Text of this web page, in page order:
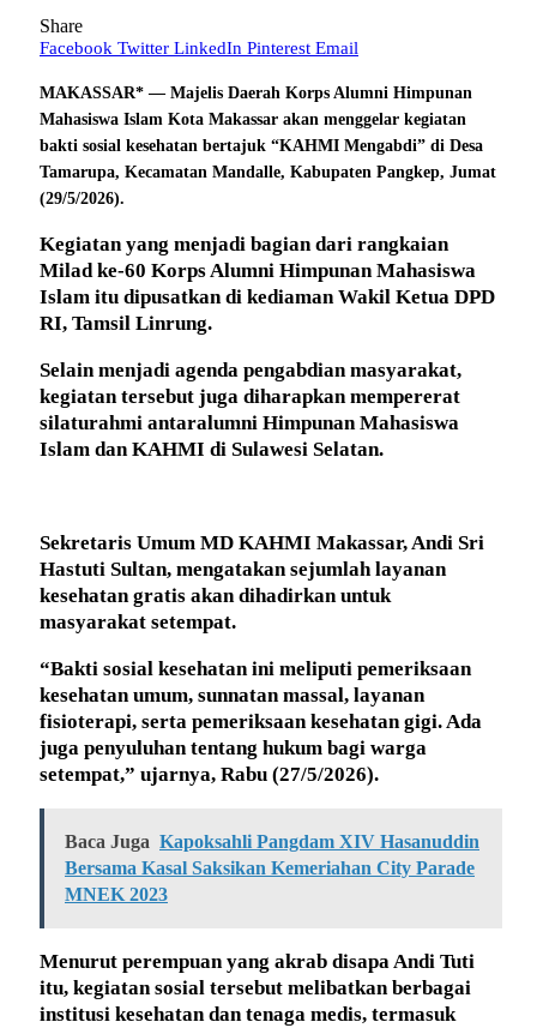
Share
Facebook Twitter LinkedIn Pinterest Email
MAKASSAR* — Majelis Daerah Korps Alumni Himpunan
Mahasiswa Islam Kota Makassar akan menggelar kegiatan
bakti sosial kesehatan bertajuk “KAHMI Mengabdi” di Desa
Tamarupa, Kecamatan Mandalle, Kabupaten Pangkep, Jumat
(29/5/2026).
Kegiatan yang menjadi bagian dari rangkaian
Milad ke-60 Korps Alumni Himpunan Mahasiswa
Islam itu dipusatkan di kediaman Wakil Ketua DPD
RI, Tamsil Linrung.
Selain menjadi agenda pengabdian masyarakat,
kegiatan tersebut juga diharapkan mempererat
silaturahmi antaralumni Himpunan Mahasiswa
Islam dan KAHMI di Sulawesi Selatan.
Sekretaris Umum MD KAHMI Makassar, Andi Sri
Hastuti Sultan, mengatakan sejumlah layanan
kesehatan gratis akan dihadirkan untuk
masyarakat setempat.
“Bakti sosial kesehatan ini meliputi pemeriksaan
kesehatan umum, sunnatan massal, layanan
fisioterapi, serta pemeriksaan kesehatan gigi. Ada
juga penyuluhan tentang hukum bagi warga
setempat,” ujarnya, Rabu (27/5/2026).
Baca Juga Kapoksahli Pangdam XIV Hasanuddin
Bersama Kasal Saksikan Kemeriahan City Parade
MNEK 2023
Menurut perempuan yang akrab disapa Andi Tuti
itu, kegiatan sosial tersebut melibatkan berbagai
institusi kesehatan dan tenaga medis, termasuk